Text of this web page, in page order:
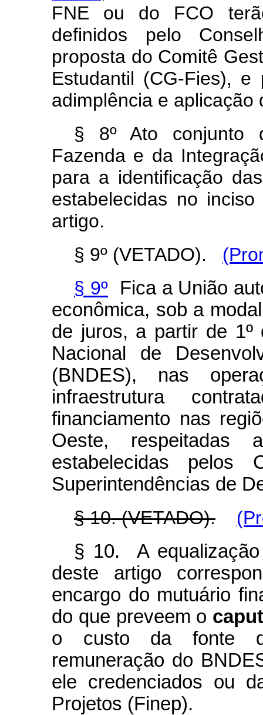
FNE ou do FCO
definidos pelo
proposta do Comitê
Estudantil (CG-Fies),
adimplência e aplicação
§ 8º Ato conjunto
Fazenda e da
para a identificação
estabelecidas no
artigo.
§ 9º (VETADO).
§ 9ºFica a União
econômica, sob a
de juros, a partir de 1º
Nacional de
(BNDES), nas
infraestrutura
financiamento nas
Oeste, respeitadas
estabelecidas pelos
Superintendências de
§ 10. (VETADO).
§ 10. A
deste artigo
encargo do mutuário
do que preveem o
o custo da fonte
remuneração do
ele credenciados ou
Projetos (Finep).